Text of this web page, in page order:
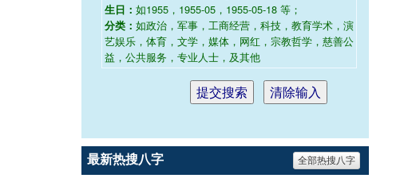
生日： 如1955，1955-05，1955-05-18 等；
分类： 如政治，军事，工商经营，科技，教育学术，演
艺娱乐，体育，文学，媒体，网红，宗教哲学，慈善公
益，公共服务，专业人士，及其他
最新热搜八字 全部热搜八字